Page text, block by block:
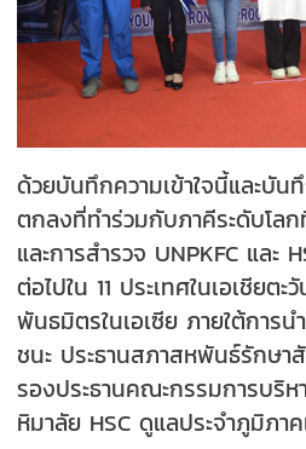
ด้วยบันทึกความเข้าใจนี้และบั
ตกลงที่ทำร่วมกับภาคีระดับโล
และการสำรวจ UNPKFC และ
ต่อไปใน 11 ประเทศในเอเชียต
พันธมิตรในเอเซีย ภายใต้การ
ชนะ ประธานสภาสหพันธ์รักษา
รองประธานคณะกรรมการบริ
หิมาลัย HSC ดูแลประจำภูมิภา